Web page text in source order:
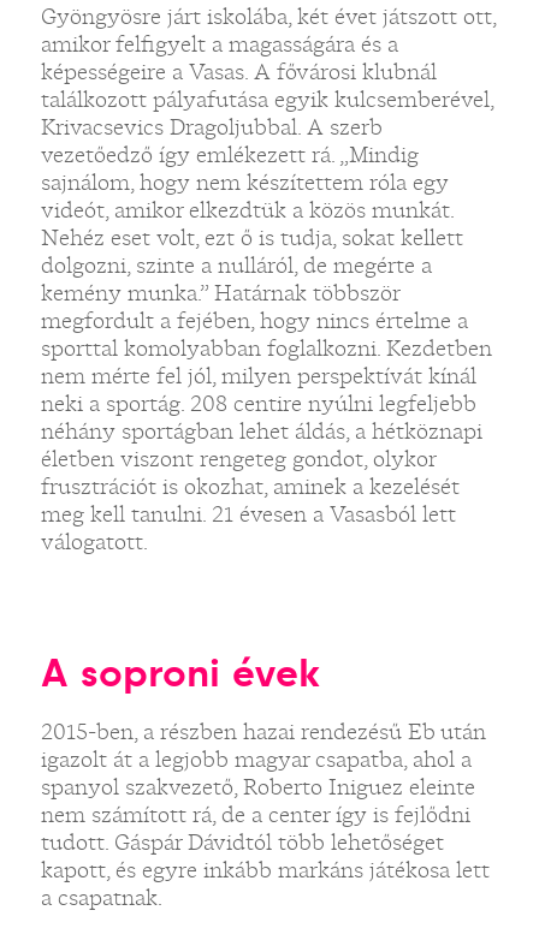
Gyöngyösre járt iskolába, két évet játszott ott,
amikor felfigyelt a magasságára és a
képességeire a Vasas. A fővárosi klubnál
találkozott pályafutása egyik kulcsemberével,
Krivacsevics Dragoljubbal. A szerb
vezetőedző így emlékezett rá. „Mindig
sajnálom, hogy nem készítettem róla egy
videót, amikor elkezdtük a közös munkát.
Nehéz eset volt, ezt ő is tudja, sokat kellett
dolgozni, szinte a nulláról, de megérte a
kemény munka.” Határnak többször
megfordult a fejében, hogy nincs értelme a
sporttal komolyabban foglalkozni. Kezdetben
nem mérte fel jól, milyen perspektívát kínál
neki a sportág. 208 centire nyúlni legfeljebb
néhány sportágban lehet áldás, a hétköznapi
életben viszont rengeteg gondot, olykor
frusztrációt is okozhat, aminek a kezelését
meg kell tanulni. 21 évesen a Vasasból lett
válogatott.
A soproni évek
2015-ben, a részben hazai rendezésű Eb után
igazolt át a legjobb magyar csapatba, ahol a
spanyol szakvezető, Roberto Iniguez eleinte
nem számított rá, de a center így is fejlődni
tudott. Gáspár Dávidtól több lehetőséget
kapott, és egyre inkább markáns játékosa lett
a csapatnak.